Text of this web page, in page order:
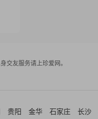
交友服务请上珍爱网。
贵阳 金华 石家庄 长沙